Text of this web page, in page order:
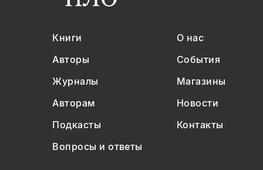
Книги
О нас
Авторы
События
Журналы
Магазины
Авторам
Новости
Подкасты
Контакты
Вопросы и ответы